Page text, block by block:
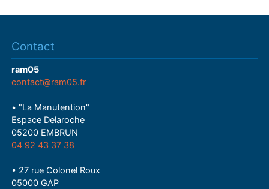
Contact
ram05
contact@ram05.fr
• "La Manutention"
Espace Delaroche
05200 EMBRUN
04 92 43 37 38
• 27 rue Colonel Roux
05000 GAP